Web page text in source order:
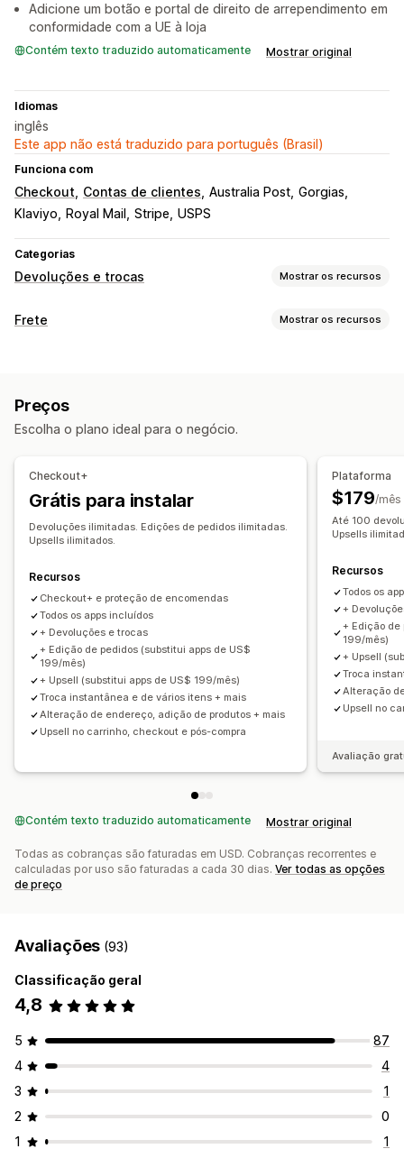
Adicione um botão e portal de direito de arrependimento em
conformidade com a UE à loja
Contém texto traduzido automaticamente Mostrar original
Idiomas
inglês
Este app não está traduzido para português (Brasil)
Funciona com
Checkout Contas de clientes Australia Post Gorgias
Klaviyo
Royal Mail Stripe USPS
Categorias
Devoluções e trocas Mostrar os recursos
Opções de devolução
Códigos de desconto
Aprovações automáticas
Políticas personalizadas
Itens não retornáveis
Em vários idiomas
Gestão de devoluções
Listas de bloqueio do cliente
Frete Mostrar os recursos
Etiquetas de devolução
Seguro de frete Regras de frete Data de entrega
Gerenciamento de remessas
Sincronização de pedidos
Acompanhamento em tempo real
Notificações por e-mail
Preços
Escolha o plano ideal para o negócio.
Checkout+
Grátis para instalar
Devoluções ilimitadas. Edições de pedidos ilimitadas.
Upsells ilimitados.
Recursos
Checkout+ e proteção de encomendas
Todos os apps incluídos
+ Devoluções e trocas
+ Edição de pedidos (substitui apps de US$
199/mês)
+ Upsell (substitui apps de US$ 199/mês)
Troca instantânea e de vários itens + mais
Alteração de endereço, adição de produtos + mais
Upsell no carrinho, checkout e pós-compra
Plataforma
$179/mês
Até 100
Upsells
Recursos
Todos os
+
+ Edição de
199/mês)
+ Upsell
Troca
Alteração
Upsell no
Avaliação
Contém texto traduzido automaticamente Mostrar original
Todas as cobranças são faturadas em USD. Cobranças recorrentes e
calculadas por uso são faturadas a cada 30 dias. Ver todas as opções
de preço
Avaliações (93)
Classificação geral
4,8
5
87
4
4
3
1
2
0
1
1